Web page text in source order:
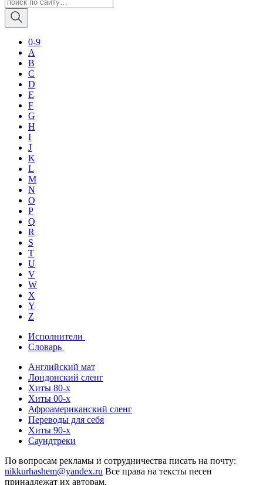
0-9
A
B
C
D
E
F
G
H
I
J
K
L
M
N
O
P
Q
R
S
T
U
V
W
X
Y
Z
Исполнители
Словарь
Английский мат
Лондонский сленг
Хиты 80-х
Хиты 00-х
Афроамериканский сленг
Переводы для себя
Хиты 90-х
Саундтреки
По вопросам рекламы и сотрудничества писать на почту:
nikkurhashem@yandex.ru Все права на тексты песен
принадлежат их авторам.